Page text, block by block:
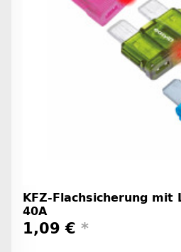
KFZ-Flachsicherung mit
40A
1,09 € *